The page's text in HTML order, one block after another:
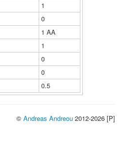
1
0
1 ΑΑ
1
0
0
0.5
© Andreas Andreou 2012-2026 [P]